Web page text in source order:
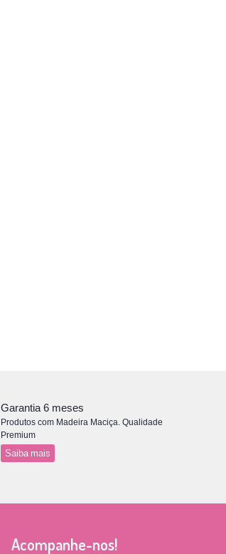
Garantia 6 meses
Produtos com Madeira Maciça. Qualidade
Premium
Saiba mais
Acompanhe-nos!